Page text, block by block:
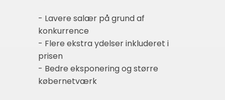
- Lavere salær på grund af
konkurrence
- Flere ekstra ydelser inkluderet i
prisen
- Bedre eksponering og større
købernetværk